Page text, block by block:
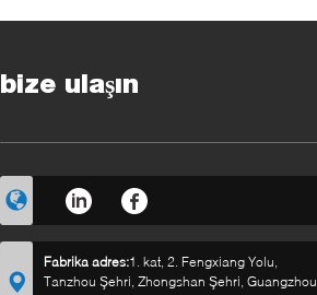
bize ulaşın
Fabrika adres:1. kat, 2. Fengxiang Yolu,
Tanzhou Şehri, Zhongshan Şehri, Guangzhou